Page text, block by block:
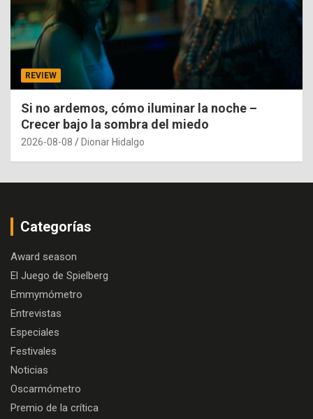
REVIEW
Si no ardemos, cómo iluminar la noche –
Crecer bajo la sombra del miedo
2026-08-08 Dionar Hidalgo
Categorías
Award season
El Juego de Spielberg
Emmymómetro
Entrevistas
Especiales
Festivales
Noticias
Oscarmómetro
Premio de la crítica